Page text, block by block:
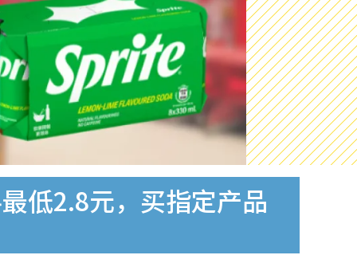
低2.8元，买指定产品